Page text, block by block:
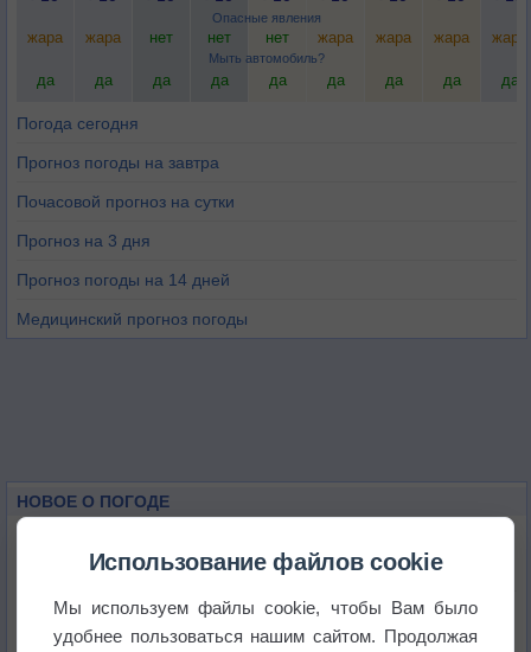
Опасные явления
Мыть автомобиль?
жара жара нет нет нет жара жара жара жара
да да да да да да да да да
Погода сегодня
Прогноз погоды на завтра
Почасовой прогноз на сутки
Прогноз на 3 дня
Прогноз погоды на 14 дней
Медицинский прогноз погоды
НОВОЕ О ПОГОДЕ
Приложение построит маршрут через тень
Использование файлов cookie
Мы используем файлы cookie, чтобы Вам было
удобнее пользоваться нашим сайтом. Продолжая